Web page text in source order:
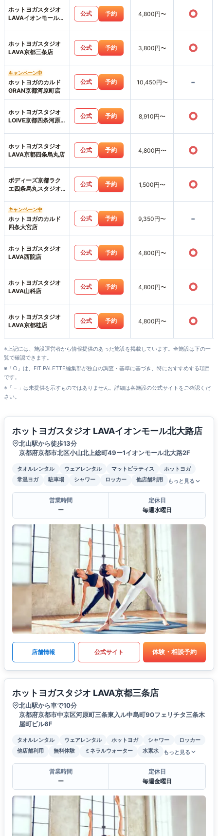
ホットヨガスタジオ
LAVAイオンモール北
公式 予約 4,800円〜 ○
ホットヨガスタジオ
LAVA京都三条店
公式 予約 3,800円〜 ○
キャンペーン中
ホットヨガのカルド
GRAN京都河原町店
公式 予約 10,450円〜 -
ホットヨガスタジオ
LOIVE京都四条河原
公式 予約 8,910円〜 ○
ホットヨガスタジオ
LAVA京都四条烏丸店
公式 予約 4,800円〜 ○
ボディーズ京都ラク
エ四条烏丸スタジオ
公式 予約 1,500円〜 ○
キャンペーン中
ホットヨガのカルド
四条大宮店
公式 予約 9,350円〜 -
ホットヨガスタジオ
LAVA西院店
公式 予約 4,800円〜 ○
ホットヨガスタジオ
LAVA山科店
公式 予約 4,800円〜 ○
ホットヨガスタジオ
LAVA京都桂店
公式 予約 4,800円〜 ○
※上記には、施設運営者から情報提供のあった施設を掲載しています。全施設は下の一
覧で確認できます。
※「○」は、FIT PALETTE編集部が独自の調査・基準に基づき、特におすすめする項目
です。
※「－」は未提供を示すものではありません。詳細は各施設の公式サイトをご確認くだ
さい。
ホットヨガスタジオ LAVAイオンモール北大路店
北山駅から徒歩13分
京都府京都市北区小山北上総町49ー1イオンモール北大路2F
タオルレンタル ウェアレンタル マットピラティス
ホットヨガ
常温ヨガ
駐車場 シャワー ロッカー 他店舗利用 もっと見る
営業時間
ー
定休日
毎週水曜日
店舗情報 公式サイト 体験・相談予約
ホットヨガスタジオ LAVA京都三条店
北山駅から車で10分
京都府京都市中京区河原町三条東入ル中島町90フェリチタ三条木
屋町ビル6F
タオルレンタル ウェアレンタル ホットヨガ シャワー
ロッカー
他店舗利用
無料体験 ミネラルウォーター 水素水 もっと見る
営業時間
ー
定休日
毎週金曜日